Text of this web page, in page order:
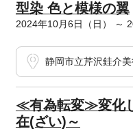
型染 色と模様の翼
2024年10月6日（日） ～
静岡市立芹沢銈介
≪有為転変≫変化
在(ざい)～